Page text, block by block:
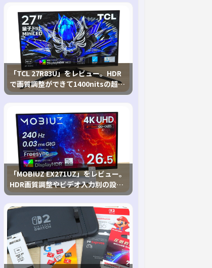
「TCL 27R83U」をレビュー。HDR
で画質調整ができて1400nitsの超高
輝度も発揮！
「MOBIUZ EX271UZ」をレビュー。
HDR画質調整やビデオ入力別の設定
が可能な4K有機ELゲーミングモニタ
を徹底検証